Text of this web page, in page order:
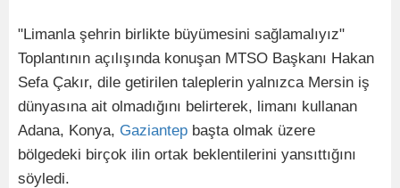
"Limanla şehrin birlikte büyümesini sağlamalıyız"
Toplantının açılışında konuşan MTSO Başkanı Hakan
Sefa Çakır, dile getirilen taleplerin yalnızca Mersin iş
dünyasına ait olmadığını belirterek, limanı kullanan
Adana, Konya, Gaziantep başta olmak üzere
bölgedeki birçok ilin ortak beklentilerini yansıttığını
söyledi.